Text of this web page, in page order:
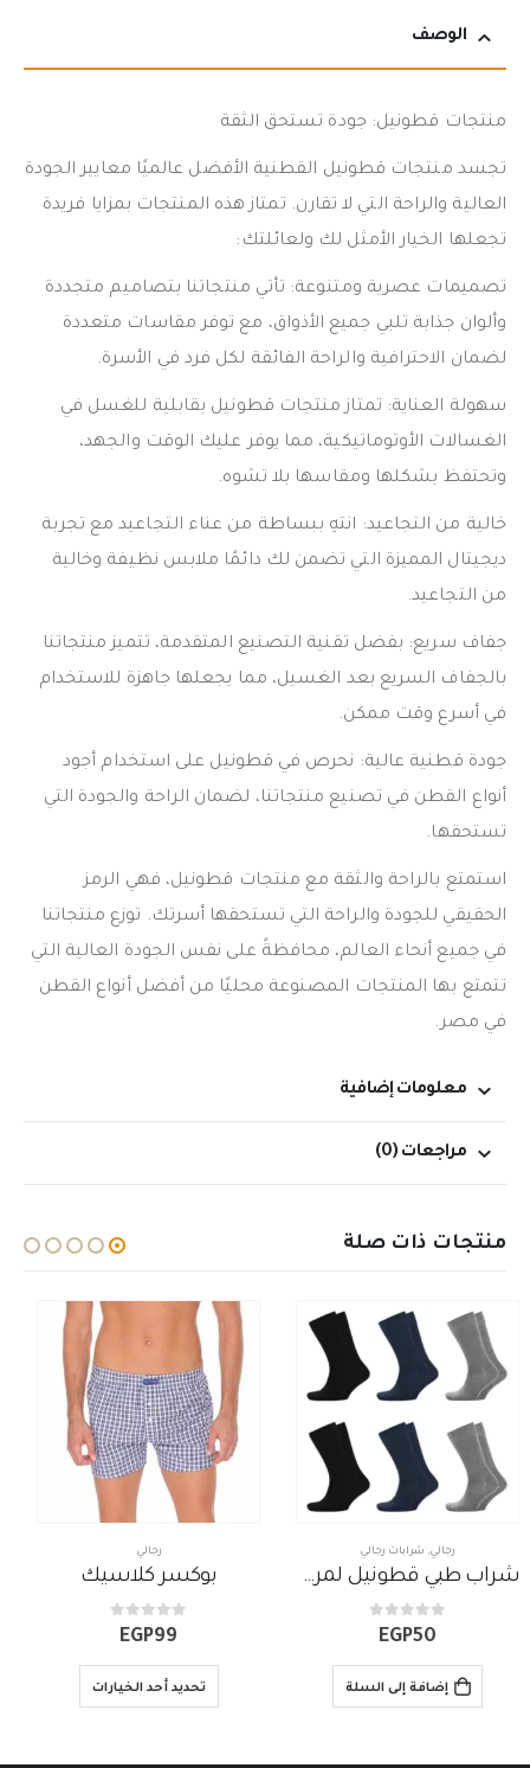
الوصف
منتجات قطونيل: جودة تستحق الثقة
تجسد منتجات قطونيل القطنية الأفضل عالميًا معايير الجودة
العالية والراحة التي لا تقارن. تمتاز هذه المنتجات بمزايا فريدة
تجعلها الخيار الأمثل لك ولعائلتك:
تصميمات عصرية ومتنوعة: تأتي منتجاتنا بتصاميم متجددة
وألوان جذابة تلبي جميع الأذواق، مع توفر مقاسات متعددة
لضمان الاحترافية والراحة الفائقة لكل فرد في الأسرة.
سهولة العناية: تمتاز منتجات قطونيل بقابلية للغسل في
الغسالات الأوتوماتيكية، مما يوفر عليك الوقت والجهد،
وتحتفظ بشكلها ومقاسها بلا تشوه.
خالية من التجاعيد: انتهِ ببساطة من عناء التجاعيد مع تجربة
ديجيتال المميزة التي تضمن لك دائمًا ملابس نظيفة وخالية
من التجاعيد.
جفاف سريع: بفضل تقنية التصنيع المتقدمة، تتميز منتجاتنا
بالجفاف السريع بعد الغسيل، مما يجعلها جاهزة للاستخدام
في أسرع وقت ممكن.
جودة قطنية عالية: نحرص في قطونيل على استخدام أجود
أنواع القطن في تصنيع منتجاتنا، لضمان الراحة والجودة التي
تستحقها.
استمتع بالراحة والثقة مع منتجات قطونيل، فهي الرمز
الحقيقي للجودة والراحة التي تستحقها أسرتك. توزع منتجاتنا
في جميع أنحاء العالم، محافظةً على نفس الجودة العالية التي
تتمتع بها المنتجات المصنوعة محليًا من أفضل أنواع القطن
في مصر.
معلومات إضافية
مراجعات (0)
منتجات ذات صلة
رجالي
بوكسر كلاسيك
0
out of 5
EGP99
تحديد أحد الخيارات
بوكسر
بوكسر بارتي رجالي
0
out of 5
EGP140
تحديد أحد الخيارات